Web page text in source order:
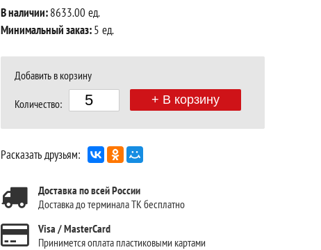
В наличии:8633.00 ед.
Минимальный заказ:5 ед.
Добавить в корзину
Количество: + В корзину
Расказать друзьям:
Доставка по всей России
Доставка до терминала ТК бесплатно
Visa / MasterCard
Принимется оплата пластиковыми картами